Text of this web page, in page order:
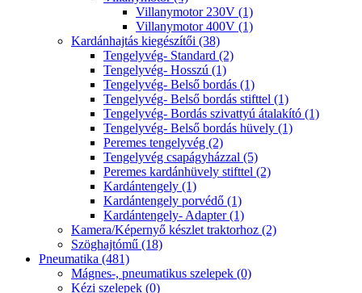
Villanymotor 230V (1)
Villanymotor 400V (1)
Kardánhajtás kiegészítői (38)
Tengelyvég- Standard (2)
Tengelyvég- Hosszú (1)
Tengelyvég- Belső bordás (1)
Tengelyvég- Belső bordás stifttel (1)
Tengelyvég- Bordás szivattyú átalakító (1)
Tengelyvég- Belső bordás hüvely (1)
Peremes tengelyvég (2)
Tengelyvég csapágyházzal (5)
Peremes kardánhüvely stifttel (2)
Kardántengely (1)
Kardántengely porvédő (1)
Kardántengely- Adapter (1)
Kamera/Képernyő készlet traktorhoz (2)
Szöghajtómű (18)
Pneumatika (481)
Mágnes-, pneumatikus szelepek (0)
Kézi szelepek (0)